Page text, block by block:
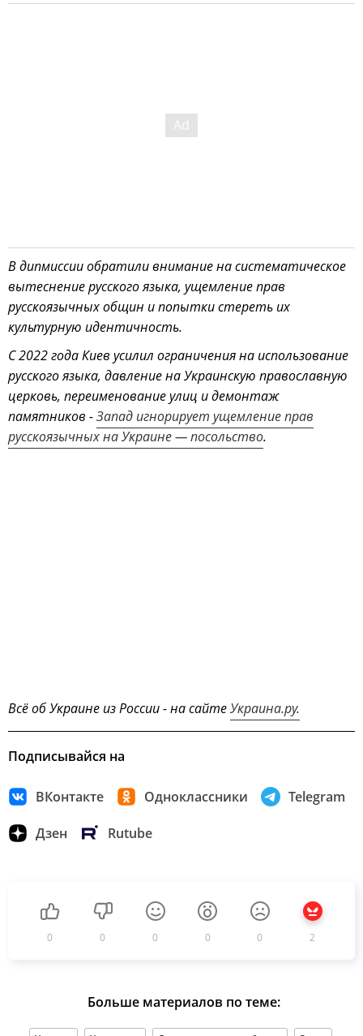
В дипмиссии обратили внимание на систематическое
вытеснение русского языка, ущемление прав
русскоязычных общин и попытки стереть их
культурную идентичность.
С 2022 года Киев усилил ограничения на использование
русского языка, давление на Украинскую православную
церковь, переименование улиц и демонтаж
памятников -Запад игнорирует ущемление прав
русскоязычных на Украине — посольство.
Всё об Украине из России - на сайтеУкраина.ру.
Подписывайся на
ВКонтакте Одноклассники Telegram
Дзен Rutube
0 0 0 0 0 2
Больше материалов по теме: